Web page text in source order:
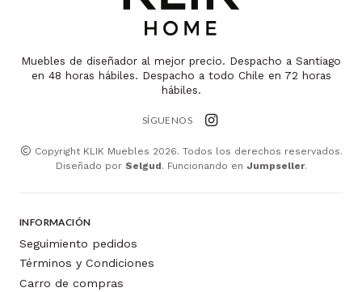
Muebles de diseñador al mejor precio. Despacho a Santiago
en 48 horas hábiles. Despacho a todo Chile en 72 horas
hábiles.
SÍGUENOS
Copyright KLIK Muebles 2026. Todos los derechos reservados.
Diseñado por Selgud. Funcionando en Jumpseller.
INFORMACIÓN
Seguimiento pedidos
Términos y Condiciones
Carro de compras